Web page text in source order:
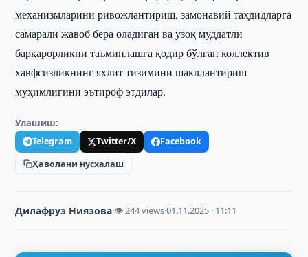
механизмларини ривожлантириш, замонавий таҳдидларга
самарали жавоб бера оладиган ва узоқ муддатли
барқарорликни таъминлашга қодир бўлган коллектив
хавфсизликнинг яхлит тизимини шакллантириш
муҳимлигини эътироф этдилар.
Улашиш:
Telegram Twitter/X
Facebook
Ҳаволани нусхалаш
Дилафруз Ниязова·👁 244 views·01.11.2025 · 11:11